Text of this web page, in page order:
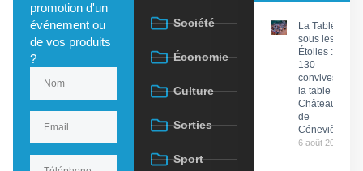
promotion d'un
événement ou
de vos produits
?
Société
Économie
Culture
Sorties
Sport
La Tablée
sous les
Étoiles :
130
convives à
la table du
Château
de
Cénevières
6 août 2026